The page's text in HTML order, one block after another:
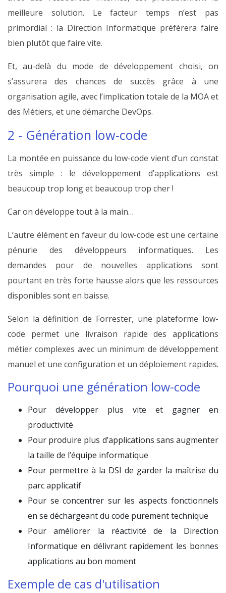
meilleure solution. Le facteur temps n’est pas
primordial : la Direction Informatique préfèrera faire
bien plutôt que faire vite.
Et, au-delà du mode de développement choisi, on
s’assurera des chances de succès grâce à une
organisation agile, avec l’implication totale de la MOA et
des Métiers, et une démarche DevOps.
2 - Génération low-code
La montée en puissance du low-code vient d’un constat
très simple : le développement d’applications est
beaucoup trop long et beaucoup trop cher !
Car on développe tout à la main…
L’autre élément en faveur du low-code est une certaine
pénurie des développeurs informatiques. Les
demandes pour de nouvelles applications sont
pourtant en très forte hausse alors que les ressources
disponibles sont en baisse.
Selon la définition de Forrester, une plateforme low-
code permet une livraison rapide des applications
métier complexes avec un minimum de développement
manuel et une configuration et un déploiement rapides.
Pourquoi une génération low-code
Pour développer plus vite et gagner en
productivité
Pour produire plus d’applications sans augmenter
la taille de l’équipe informatique
Pour permettre à la DSI de garder la maîtrise du
parc applicatif
Pour se concentrer sur les aspects fonctionnels
en se déchargeant du code purement technique
Pour améliorer la réactivité de la Direction
Informatique en délivrant rapidement les bonnes
applications au bon moment
Exemple de cas d'utilisation